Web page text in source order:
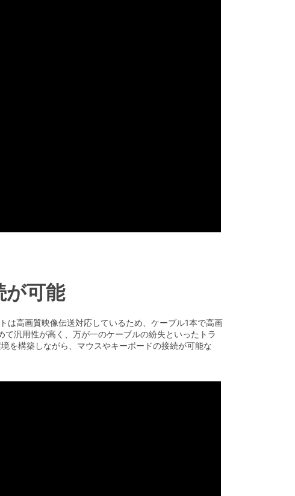
が可能
高画質映像伝送対応しているため、ケーブル1本で高画
汎用性が高く、万が一のケーブルの紛失といったトラ
を構築しながら、マウスやキーボードの接続が可能な